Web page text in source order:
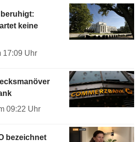
keine
17:09 Uhr
09:22 Uhr
bezeichnet